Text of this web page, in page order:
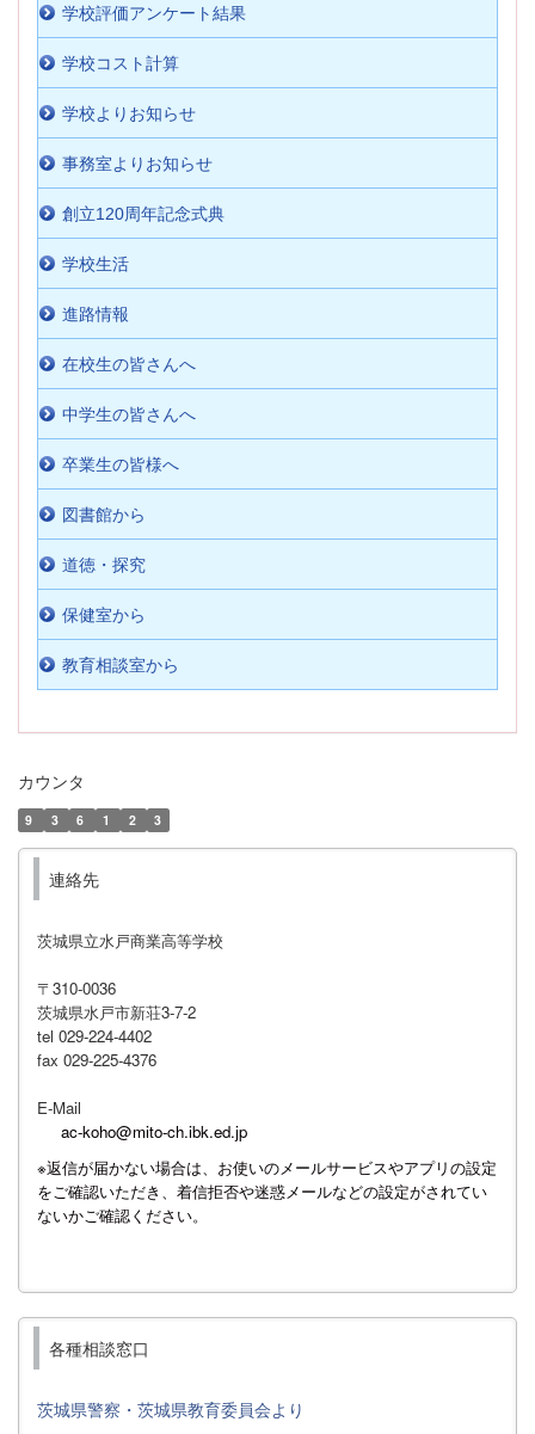
学校評価アンケート結果
学校コスト計算
学校よりお知らせ
事務室よりお知らせ
創立120周年記念式典
学校生活
進路情報
在校生の皆さんへ
中学生の皆さんへ
卒業生の皆様へ
図書館から
道徳・探究
保健室から
教育相談室から
カウンタ
9 3 6 1 2 3
連絡先
茨城県立水戸商業高等学校
〒310-0036
茨城県水戸市新荘3-7-2
tel 029-224-4402
fax 029-225-4376
E-Mail
ac-koho@mito-ch.ibk.ed.jp
※返信が届かない場合は、お使いのメールサービスやアプリの設定
をご確認いただき、着信拒否や迷惑メールなどの設定がされてい
ないかご確認ください。
各種相談窓口
茨城県警察・茨城県教育委員会より